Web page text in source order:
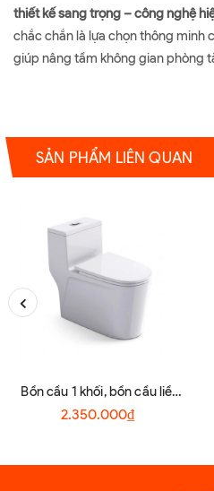
thiết kế sang trọng – công nghệ
chắc chắn là lựa chọn thông minh
giúp nâng tầm không gian phòng
SẢN PHẨM LIÊN QUAN
Bồn cầu 1 khối, bồn cầu liền
khối R17
2.350.000₫